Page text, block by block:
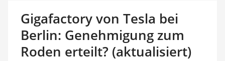
Gigafactory von Tesla bei
Berlin: Genehmigung zum
Roden erteilt? (aktualisiert)